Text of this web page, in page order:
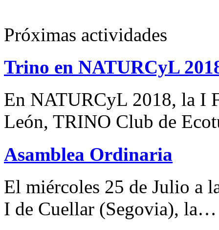
Próximas actividades
Trino en NATURCyL
En NATURCyL 2018, la I
León, TRINO Club de
Asamblea Ordinaria
El miércoles 25 de Julio a
I de Cuellar (Segovia), la…